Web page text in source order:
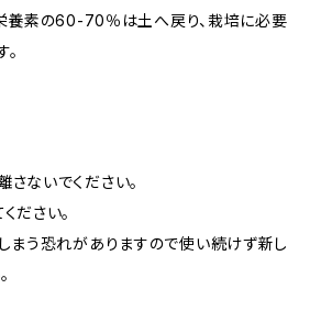
養素の60-70％は土へ戻り、栽培に必要
ないでください。
ださい。
まう恐れがありますので使い続けず新し